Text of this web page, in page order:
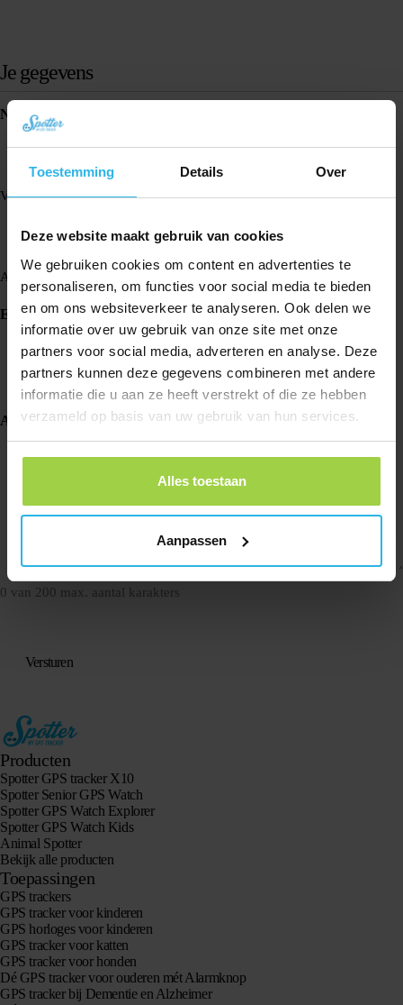
Toestemming Details Over
Deze website maakt gebruik van cookies
We gebruiken cookies om content en advertenties te
personaliseren, om functies voor social media te bieden
en om ons websiteverkeer te analyseren. Ook delen we
informatie over uw gebruik van onze site met onze
partners voor social media, adverteren en analyse. Deze
partners kunnen deze gegevens combineren met andere
informatie die u aan ze heeft verstrekt of die ze hebben
verzameld op basis van uw gebruik van hun services.
Alles toestaan
Aanpassen
Je gegevens
Naam (Vereist)
Voornaam
Achternaam
E-mailadres (Vereist)
Aanvullende informatie
0 van 200 max. aantal karakters
Producten
Spotter GPS tracker X10
Spotter Senior GPS Watch
Spotter GPS Watch Explorer
Spotter GPS Watch Kids
Animal Spotter
Bekijk alle producten
Toepassingen
GPS trackers
GPS tracker voor kinderen
GPS horloges voor kinderen
GPS tracker voor katten
GPS tracker voor honden
Dé GPS tracker voor ouderen mét Alarmknop
GPS tracker bij Dementie en Alzheimer